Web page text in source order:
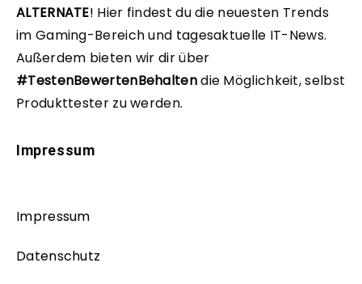
ALTERNATE! Hier findest du die neuesten Trends
im Gaming-Bereich und tagesaktuelle IT-News.
Außerdem bieten wir dir über
#TestenBewertenBehaltendie Möglichkeit, selbst
Produkttester zu werden.
Impressum
Impressum
Datenschutz